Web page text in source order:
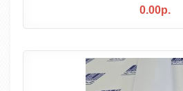
0.00р.